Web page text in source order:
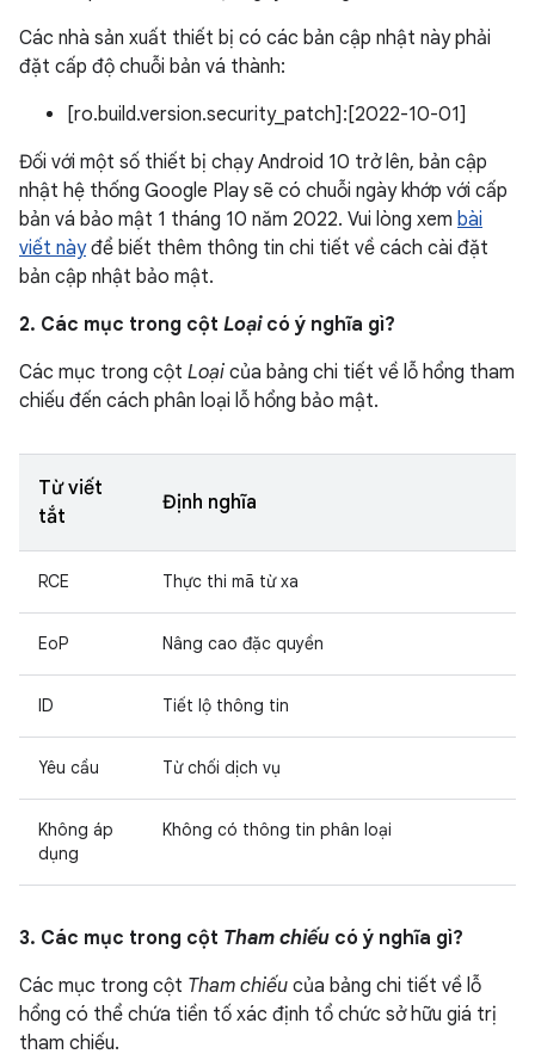
Các nhà sản xuất thiết bị có các bản cập nhật này phải
đặt cấp độ chuỗi bản vá thành:
[ro.build.version.security_patch]:[2022-10-01]
Đối với một số thiết bị chạy Android 10 trở lên, bản cập
nhật hệ thống Google Play sẽ có chuỗi ngày khớp với cấp
bản vá bảo mật 1 tháng 10 năm 2022. Vui lòng xem bài
viết nàyđể biết thêm thông tin chi tiết về cách cài đặt
bản cập nhật bảo mật.
2. Các mục trong cột Loạicó ý nghĩa gì?
Các mục trong cột Loại của bảng chi tiết về lỗ hổng tham
chiếu đến cách phân loại lỗ hổng bảo mật.
Từ viết
tắt
Định nghĩa
RCE Thực thi mã từ xa
EoP Nâng cao đặc quyền
ID Tiết lộ thông tin
Yêu cầu Từ chối dịch vụ
Không áp
dụng
Không có thông tin phân loại
3. Các mục trong cột Tham chiếu có ý nghĩa gì?
Các mục trong cột Tham chiếu của bảng chi tiết về lỗ
hổng có thể chứa tiền tố xác định tổ chức sở hữu giá trị
tham chiếu.